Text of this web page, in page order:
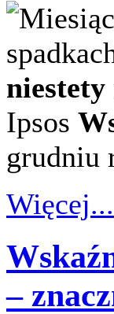
Ipsos
grudniu
Więcej...
–